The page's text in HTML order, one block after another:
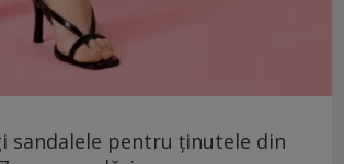
sandalele pentru ținutele din